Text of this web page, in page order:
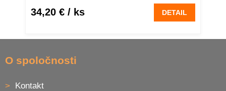
34,20 € / ks DETAIL
O spoločnosti
Kontakt